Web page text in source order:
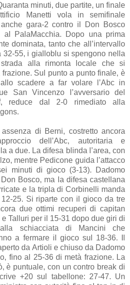
minuti, due partite, un finale
Manetti vola in semifinale
gara-2 contro il Don Bosco
al PalaMacchia. Dopo una prima
dominata, tanto che all’intervallo
32-55, i gialloblu si spengono nella
alla rimonta locale che si
Sul punto a punto finale, è
scadere a far volare l’Abc in
San Vincenzo l’avversario del
reduce dal 2-0 rimediato alla
di Berni, costretto ancora
dell’Abc, autoritaria e
a due. La difesa blinda l’area, con
mentre Pedicone guida l’attacco
minuti di gioco (3-13). Dadomo
Bosco, ma la difesa castellana
e la tripla di Corbinelli manda
25. Si riparte con il gioco da tre
due ottimi recuperi di capitan
Talluri per il 15-31 dopo due giri di
schiacciata di Mancini che
a fermare il gioco sul 18-36. Il
da Artioli e chiuso da Dadomo
fino al 25-36 di metà frazione. La
è puntuale, con un contro break di
+20 sul tabellone: 27-47. Un